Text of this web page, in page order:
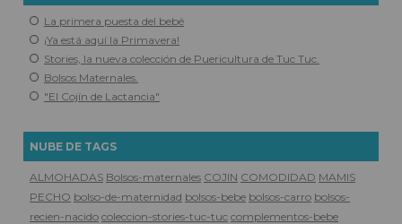
La primera puesta del bebé
¡Ya está aquí la Primavera!
Stories, la nueva colección de Puericultura de Tuc Tuc.
Bolsos Maternales.
"El Cojín de Lactancia"
NUBE DE TAGS
ALMOHADAS Bolsos-maternales COJIN COMODIDAD MAMIS
PECHO bolso-de-maternidad bolsos-bebe bolsos-carro bolsos-
recien-nacido coleccion-stories-tuc-tuc complementos-bebe